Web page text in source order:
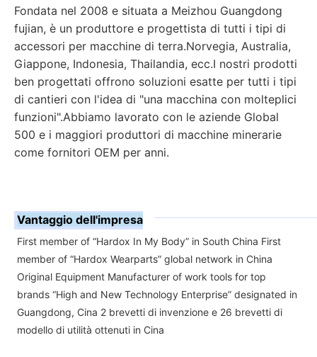
Fondata nel 2008 e situata a Meizhou Guangdong
fujian, è un produttore e progettista di tutti i tipi di
accessori per macchine di terra.Norvegia, Australia,
Giappone, Indonesia, Thailandia, ecc.I nostri prodotti
ben progettati offrono soluzioni esatte per tutti i tipi
di cantieri con l'idea di "una macchina con molteplici
funzioni".Abbiamo lavorato con le aziende Global
500 e i maggiori produttori di macchine minerarie
come fornitori OEM per anni.
Vantaggio dell'impresa
First member of “Hardox In My Body” in South China First
member of “Hardox Wearparts” global network in China
Original Equipment Manufacturer of work tools for top
brands “High and New Technology Enterprise” designated in
Guangdong, Cina 2 brevetti di invenzione e 26 brevetti di
modello di utilità ottenuti in Cina